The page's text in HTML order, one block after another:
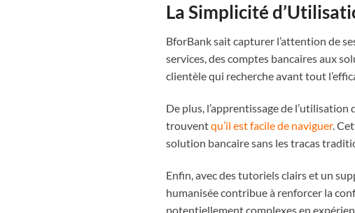
La Simplicité
BforBank sait capturer l’attention de
services, des comptes bancaires aux
clientèle qui recherche avant tout
De plus, l’apprentissage de
trouventqu’il est facile de naviguer.
solution bancaire sans les tracas
Enfin, avec des tutoriels clairs et un
humanisée contribue à renforcer la
potentiellement complexes en